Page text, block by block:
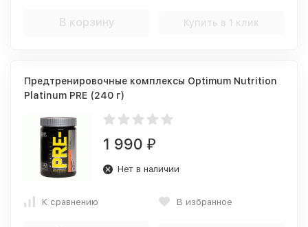
В корзину Купить в 1 клик
Предтренировочные комплексы Optimum Nutrition
Platinum PRE (240 г)
1 990 ₽
Нет в наличии
К сравнению В избранное